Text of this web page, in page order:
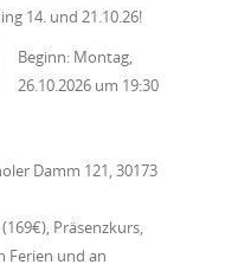
14. und 21.10.26!
Beginn: Montag,
26.10.2026 um 19:30
Damm 121, 30173
Präsenzkurs,
Ferien und an